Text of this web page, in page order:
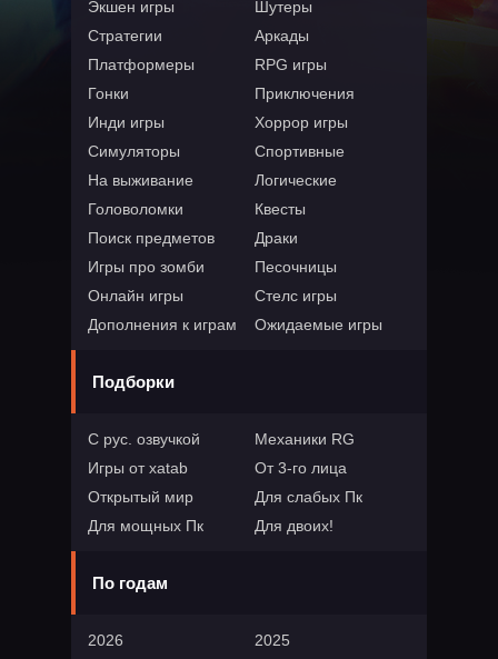
Экшен игры
Шутеры
Стратегии
Аркады
Платформеры
RPG игры
Гонки
Приключения
Инди игры
Хоррор игры
Симуляторы
Спортивные
На выживание
Логические
Головоломки
Квесты
Поиск предметов
Драки
Игры про зомби
Песочницы
Онлайн игры
Стелс игры
Дополнения к играм
Ожидаемые игры
Подборки
С рус. озвучкой
Механики RG
Игры от xatab
От 3-го лица
Открытый мир
Для слабых Пк
Для мощных Пк
Для двоих!
По годам
2026
2025